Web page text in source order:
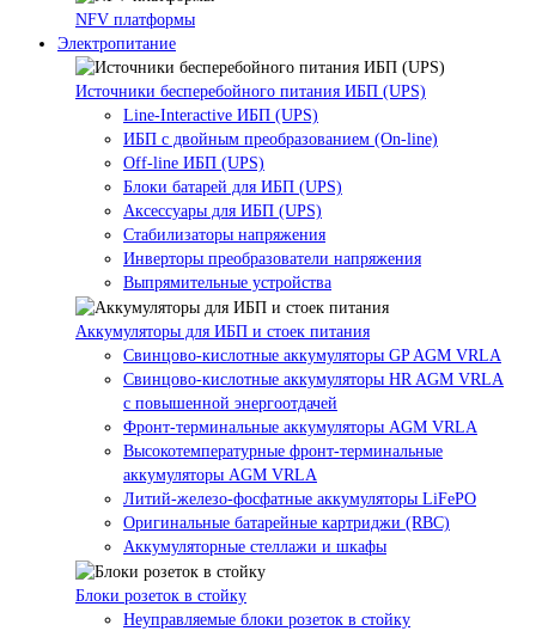
NFV платформы
Электропитание
Источники бесперебойного питания ИБП (UPS)
Line-Interactive ИБП (UPS)
ИБП с двойным преобразованием (On-line)
Off-line ИБП (UPS)
Блоки батарей для ИБП (UPS)
Аксессуары для ИБП (UPS)
Стабилизаторы напряжения
Инверторы преобразователи напряжения
Выпрямительные устройства
Аккумуляторы для ИБП и стоек питания
Свинцово-кислотные аккумуляторы GP AGM VRLA
Свинцово-кислотные аккумуляторы HR AGM VRLA
с повышенной энергоотдачей
Фронт-терминальные аккумуляторы AGM VRLA
Высокотемпературные фронт-терминальные
аккумуляторы AGM VRLA
Литий-железо-фосфатные аккумуляторы LiFePO
Оригинальные батарейные картриджи (RBC)
Аккумуляторные стеллажи и шкафы
Блоки розеток в стойку
Неуправляемые блоки розеток в стойку